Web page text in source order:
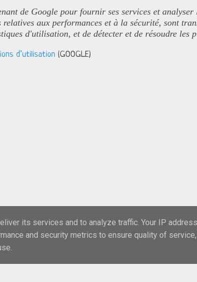
de Google pour fournir ses services et
relatives aux performances et à la sécurité, sont
d'utilisation, et de détecter et de résoudre les
d’utilisation (GOOGLE)
its services and to analyze traffic. Your IP
and security metrics to ensure quality of